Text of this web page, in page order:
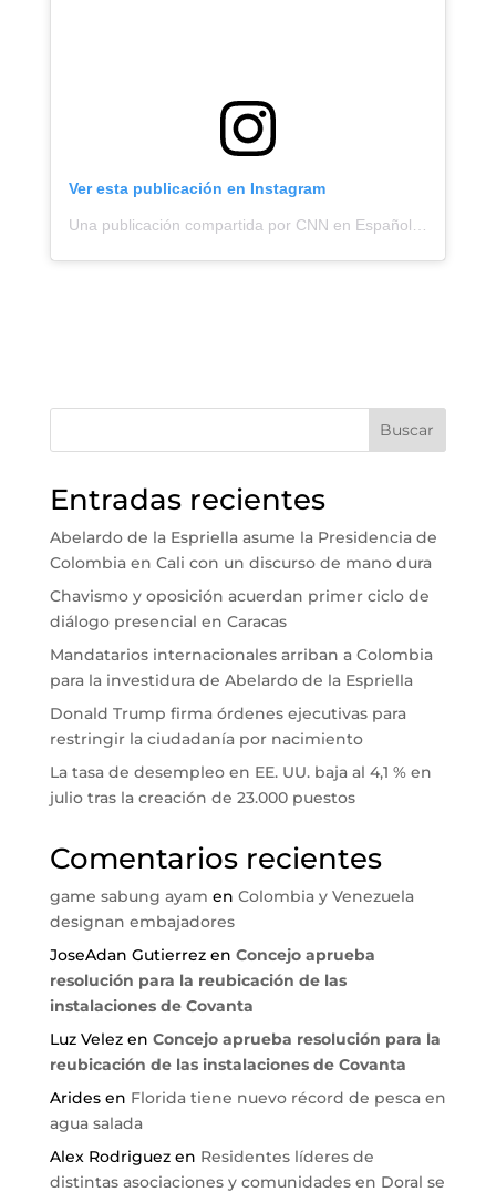
Ver esta publicación en Instagram
Buscar
Entradas recientes
Abelardo de la Espriella asume la Presidencia de
Colombia en Cali con un discurso de mano dura
Chavismo y oposición acuerdan primer ciclo de
diálogo presencial en Caracas
Mandatarios internacionales arriban a Colombia
para la investidura de Abelardo de la Espriella
Donald Trump firma órdenes ejecutivas para
restringir la ciudadanía por nacimiento
La tasa de desempleo en EE. UU. baja al 4,1 % en
julio tras la creación de 23.000 puestos
Comentarios recientes
game sabung ayam en Colombia y Venezuela
designan embajadores
JoseAdan Gutierrezen Concejo aprueba
resolución para la reubicación de las
instalaciones de Covanta
Luz Velezen Concejo aprueba resolución para la
reubicación de las instalaciones de Covanta
Aridesen Florida tiene nuevo récord de pesca en
agua salada
Alex Rodriguezen Residentes líderes de
distintas asociaciones y comunidades en Doral se